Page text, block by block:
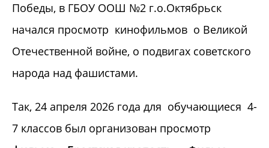
Победы, в ГБОУ ООШ №2 г.о.Октябрьск
начался просмотр кинофильмов о Великой
Отечественной войне, о подвигах советского
народа над фашистами.
Так, 24 апреля 2026 года для обучающиеся 4-
7 классов был организован просмотр